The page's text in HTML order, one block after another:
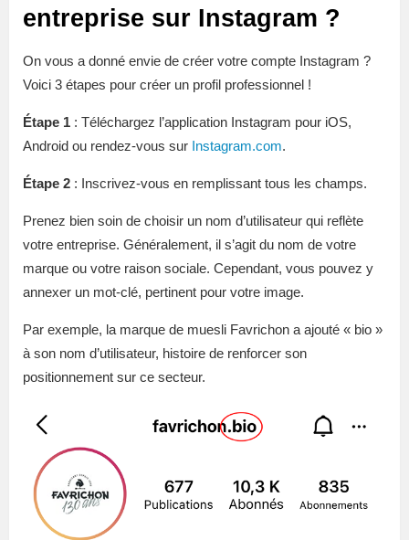
entreprise sur Instagram ?
On vous a donné envie de créer votre compte Instagram ?
Voici 3 étapes pour créer un profil professionnel !
Étape 1 : Téléchargez l’application Instagram pour iOS,
Android ou rendez-vous sur Instagram.com.
Étape 2 : Inscrivez-vous en remplissant tous les champs.
Prenez bien soin de choisir un nom d’utilisateur qui reflète
votre entreprise. Généralement, il s’agit du nom de votre
marque ou votre raison sociale. Cependant, vous pouvez y
annexer un mot-clé, pertinent pour votre image.
Par exemple, la marque de muesli Favrichon a ajouté « bio »
à son nom d’utilisateur, histoire de renforcer son
positionnement sur ce secteur.